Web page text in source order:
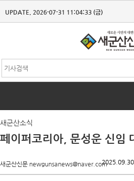
UPDATE. 2026-07-31 11:04:33 (금)
새군산소식
페이퍼코리아, 문성운 신임
새군산신문 newgunsanews@naver.com